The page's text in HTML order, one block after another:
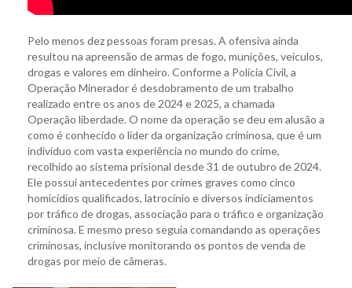
Pelo menos dez pessoas foram presas. A ofensiva ainda
resultou na apreensão de armas de fogo, munições, veículos,
drogas e valores em dinheiro. Conforme a Polícia Civil, a
Operação Minerador é desdobramento de um trabalho
realizado entre os anos de 2024 e 2025, a chamada
Operação liberdade. O nome da operação se deu em alusão a
como é conhecido o líder da organização criminosa, que é um
indivíduo com vasta experiência no mundo do crime,
recolhido ao sistema prisional desde 31 de outubro de 2024.
Ele possui antecedentes por crimes graves como cinco
homicídios qualificados, latrocínio e diversos indiciamentos
por tráfico de drogas, associação para o tráfico e organização
criminosa. E mesmo preso seguia comandando as operações
criminosas, inclusive monitorando os pontos de venda de
drogas por meio de câmeras.